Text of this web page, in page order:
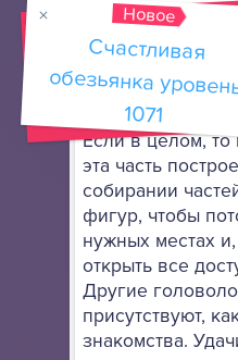
Исследуйте
остров, чтобы
который любит
иметь оружие.
Если в целом, то
эта часть
собирании
фигур, чтобы
нужных местах
открыть все
Другие
присутствуют,
знакомства.
Новое
Счастливая
обезьянка уровень
1071